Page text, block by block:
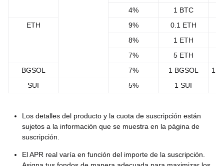
4% 1 BTC
ETH
9% 0.1 ETH
8%
1 ETH
7%
5 ETH
BGSOL
7% 1 BGSOL
SUI
5% 1 SUI
Los detalles del producto y la cuota de suscripción están
sujetos a la información que se muestra en la página de
suscripción.
El APR real varía en función del importe de la suscripción.